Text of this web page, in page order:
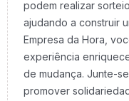
podem realizar
ajudando a construir
Empresa da Hora,
experiência
de mudança. Junte-
promover